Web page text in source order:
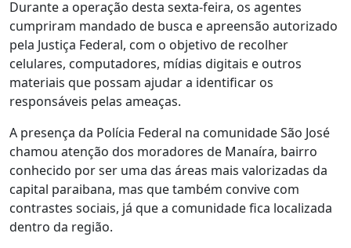
Durante a operação desta sexta-feira, os agentes
cumpriram mandado de busca e apreensão autorizado
pela Justiça Federal, com o objetivo de recolher
celulares, computadores, mídias digitais e outros
materiais que possam ajudar a identificar os
responsáveis pelas ameaças.
A presença da Polícia Federal na comunidade São José
chamou atenção dos moradores de Manaíra, bairro
conhecido por ser uma das áreas mais valorizadas da
capital paraibana, mas que também convive com
contrastes sociais, já que a comunidade fica localizada
dentro da região.